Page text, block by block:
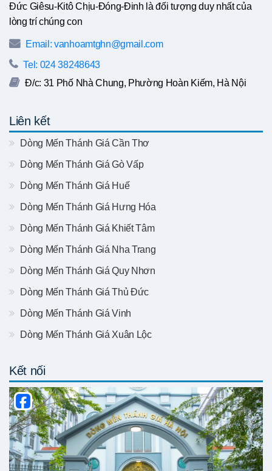
Đức Giêsu-Kitô Chịu-Đóng-Đinh là đối tượng duy nhất của
lòng trí chúng con
Email: vanhoamtghn@gmail.com
Tel: 024 38248643
Đ/c: 31 Phố Nhà Chung, Phường Hoàn Kiếm, Hà Nội
Liên kết
Dòng Mến Thánh Giá Cần Thơ
Dòng Mến Thánh Giá Gò Vấp
Dòng Mến Thánh Giá Huế
Dòng Mến Thánh Giá Hưng Hóa
Dòng Mến Thánh Giá Khiết Tâm
Dòng Mến Thánh Giá Nha Trang
Dòng Mến Thánh Giá Quy Nhơn
Dòng Mến Thánh Giá Thủ Đức
Dòng Mến Thánh Giá Vinh
Dòng Mến Thánh Giá Xuân Lộc
Kết nối